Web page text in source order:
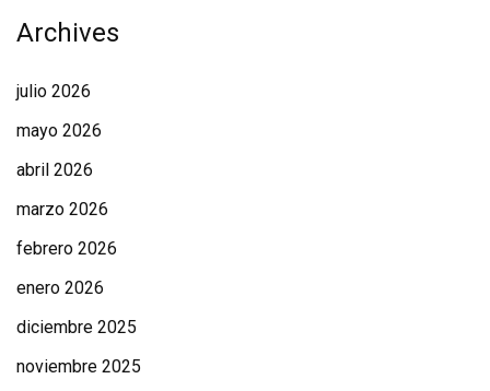
Archives
julio 2026
mayo 2026
abril 2026
marzo 2026
febrero 2026
enero 2026
diciembre 2025
noviembre 2025